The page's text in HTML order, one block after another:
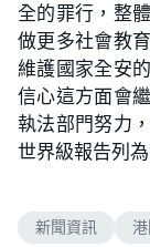
全的罪行，整
做更多社會教
維護國家全安
信心這方面會
執法部門努力
世界級報告列
新聞資訊